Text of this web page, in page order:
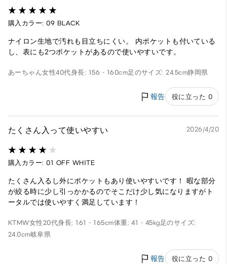
購入カラー: 09 BLACK
ナイロン生地で汚れも目立ちにくい。 内ポケットも付いている
し、表にも2つポケットがあるので使いやすいです。
あーちゃん女性40代身長: 156 - 160cm足のサイズ: 24.5cm静岡県
報告 役に立った 0
たくさん入って使いやすい 2026/4/20
購入カラー: 01 OFF WHITE
たくさん入るし外にポケットもあり使いやすいです！ 暇な部分
が絞る時に少し引っかかるのでそこだけ少し気になりますがト
ータルでは使いやすく満足しています！
KTMW女性20代身長: 161 - 165cm体重: 41 - 45kg足のサイズ:
24.0cm岐阜県
報告 役に立った 0